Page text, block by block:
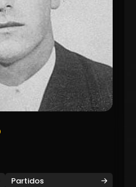
Partidos